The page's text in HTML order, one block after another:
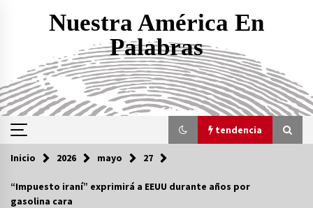
Nuestra América En
Palabras
tendencia
tendencia
Inicio 2026 mayo 27
“Impuesto iraní” exprimirá a EEUU durante años por
gasolina cara